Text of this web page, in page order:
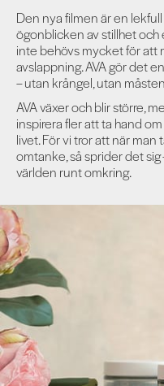
Den nya filmen är en
ögonblicken av stillhet
inte behövs mycket för att
avslappning. AVA gör det
– utan krångel, utan
AVA växer och blir större,
inspirera fler att ta hand
livet. För vi tror att när man
omtanke, så sprider det
världen runt omkring.